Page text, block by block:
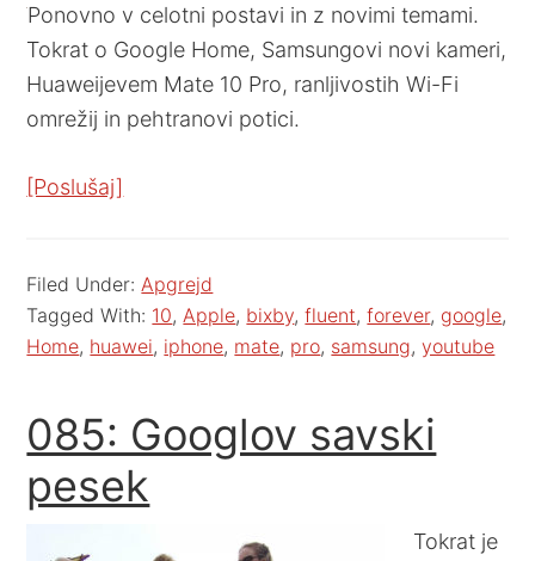
Ponovno v celotni postavi in z novimi temami.
Tokrat o Google Home, Samsungovi novi kameri,
Huaweijevem Mate 10 Pro, ranljivostih Wi-Fi
omrežij in pehtranovi potici.
[Poslušaj]
Filed Under: Apgrejd
Tagged With: 10, Apple, bixby,fluent,forever, google,
Home, huawei, iphone, mate, pro, samsung,youtube
085: Googlov savski
pesek
Tokrat je